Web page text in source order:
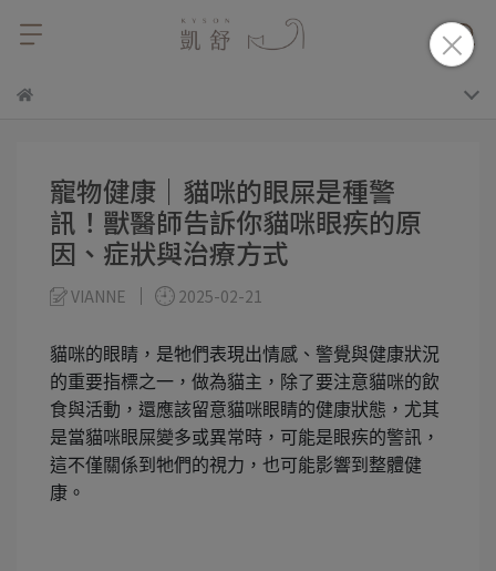
寵物健康｜貓咪的眼屎是種警
訊！獸醫師告訴你貓咪眼疾的原
因、症狀與治療方式
VIANNE 2025-02-21
貓咪的眼睛，是牠們表現出情感、警覺與健康狀況
的重要指標之一，做為貓主，除了要注意貓咪的飲
食與活動，還應該留意貓咪眼睛的健康狀態，尤其
是當貓咪眼屎變多或異常時，可能是眼疾的警訊，
這不僅關係到牠們的視力，也可能影響到整體健
康。